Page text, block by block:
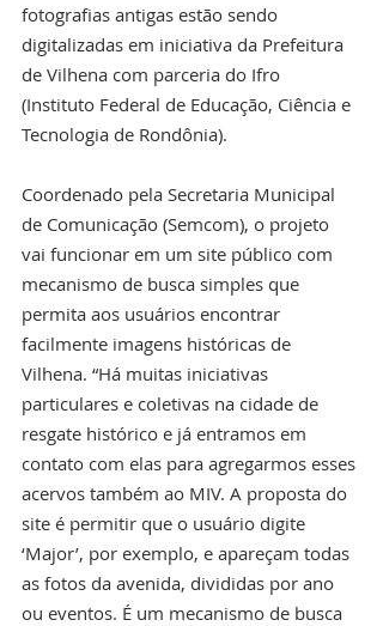
fotografias antigas estão sendo
digitalizadas em iniciativa da Prefeitura
de Vilhena com parceria do Ifro
(Instituto Federal de Educação, Ciência e
Tecnologia de Rondônia).
Coordenado pela Secretaria Municipal
de Comunicação (Semcom), o projeto
vai funcionar em um site público com
mecanismo de busca simples que
permita aos usuários encontrar
facilmente imagens históricas de
Vilhena. “Há muitas iniciativas
particulares e coletivas na cidade de
resgate histórico e já entramos em
contato com elas para agregarmos esses
acervos também ao MIV. A proposta do
site é permitir que o usuário digite
‘Major’, por exemplo, e apareçam todas
as fotos da avenida, divididas por ano
ou eventos. É um mecanismo de busca